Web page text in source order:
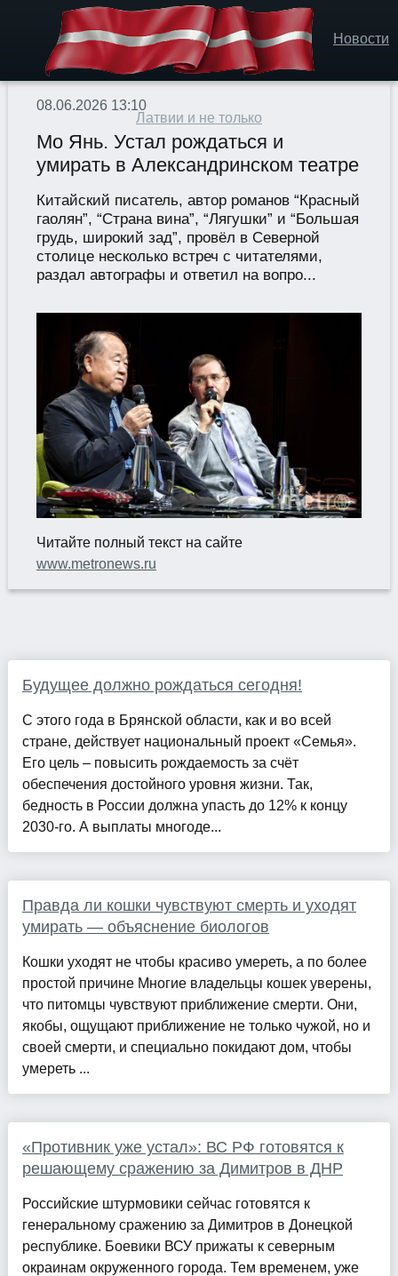
Новости
Латвии и не только
08.06.2026 13:10
Мо Янь. Устал рождаться и
умирать в Александринском театре
Китайский писатель, автор романов “Красный
гаолян”, “Страна вина”, “Лягушки” и “Большая
грудь, широкий зад”, провёл в Северной
столице несколько встреч с читателями,
раздал автографы и ответил на вопро...
Читайте полный текст на сайте
www.metronews.ru
Будущее должно рождаться сегодня!
С этого года в Брянской области, как и во всей
стране, действует национальный проект «Семья».
Его цель – повысить рождаемость за счёт
обеспечения достойного уровня жизни. Так,
бедность в России должна упасть до 12% к концу
2030-го. А выплаты многоде...
Правда ли кошки чувствуют смерть и уходят
умирать — объяснение биологов
Кошки уходят не чтобы красиво умереть, а по более
простой причине Многие владельцы кошек уверены,
что питомцы чувствуют приближение смерти. Они,
якобы, ощущают приближение не только чужой, но и
своей смерти, и специально покидают дом, чтобы
умереть ...
«Противник уже устал»: ВС РФ готовятся к
решающему сражению за Димитров в ДНР
Российские штурмовики сейчас готовятся к
генеральному сражению за Димитров в Донецкой
республике. Боевики ВСУ прижаты к северным
окраинам окруженного города. Тем временем, уже